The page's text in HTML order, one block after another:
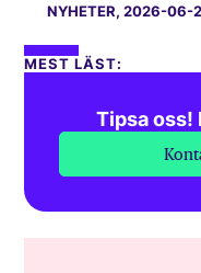
NYHETER, 2026-06-
MEST LÄST:
Tipsa oss!